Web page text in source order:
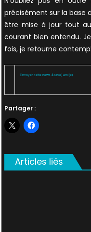
précisément sur la base
être mise à jour tout
courant bien entendu.
fois, je retourne
Envoyer cette news à un(e) ami(e)
Partager :
Articles liés